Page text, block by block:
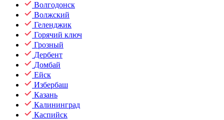
Волгодонск
Волжский
Геленджик
Горячий ключ
Грозный
Дербент
Домбай
Ейск
Избербаш
Казань
Калининград
Каспийск